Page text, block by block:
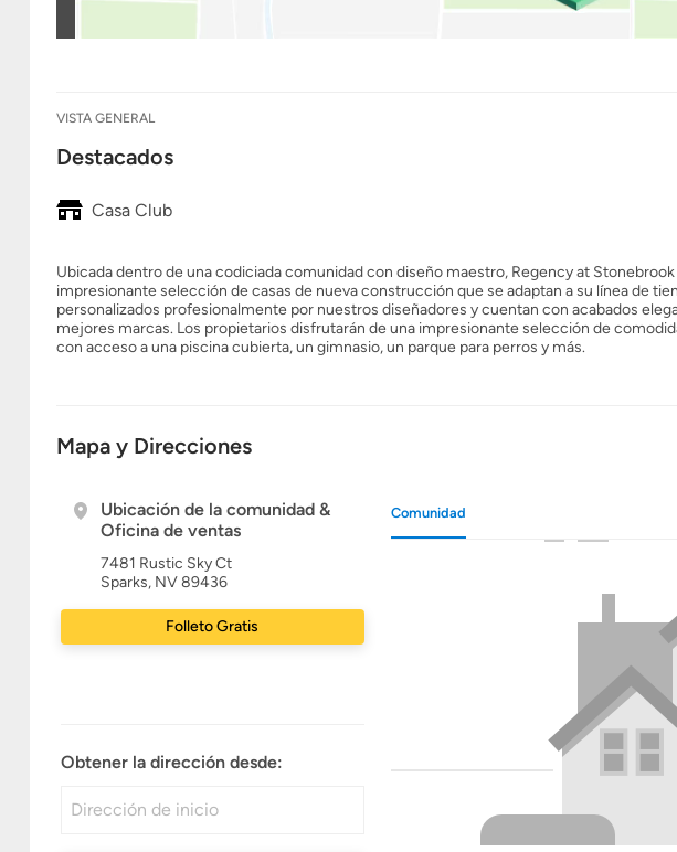
VISTA GENERAL
Destacados
Casa Club
Ubicada dentro de una codiciada comunidad con diseño maestro, Regency at
impresionante selección de casas de nueva construcción que se adaptan a su línea de
personalizados profesionalmente por nuestros diseñadores y cuentan con acabados
mejores marcas. Los propietarios disfrutarán de una impresionante selección de
con acceso a una piscina cubierta, un gimnasio, un parque para perros y más.
Mapa y Direcciones
Ubicación de la comunidad &
Oficina de ventas
7481 Rustic Sky Ct
Sparks, NV 89436
Folleto Gratis
Obtener la dirección desde:
Comunidad